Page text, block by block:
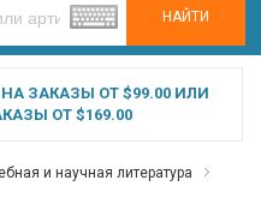
НАЙТИ
ЗАКАЗЫ ОТ $99.00 ИЛИ
ОТ $169.00
и научная литература